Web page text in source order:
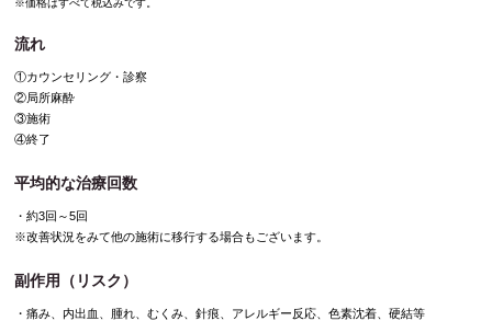
※価格はすべて税込みです。
流れ
①カウンセリング・診察
②局所麻酔
③施術
④終了
平均的な治療回数
・約3回～5回
※改善状況をみて他の施術に移行する場合もございます。
副作用（リスク）
・痛み、内出血、腫れ、むくみ、針痕、アレルギー反応、色素沈着、硬結等